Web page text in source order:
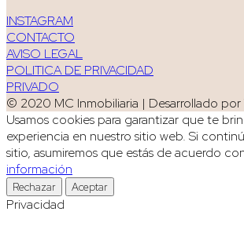
INSTAGRAM
CONTACTO
AVISO LEGAL
POLITICA DE PRIVACIDAD
PRIVADO
© 2020 MC Inmobiliaria | Desarrollado por
Usamos cookies para garantizar que te
experiencia en nuestro sitio web. Si
sitio, asumiremos que estás de acuerdo
información
Rechazar Aceptar
Privacidad